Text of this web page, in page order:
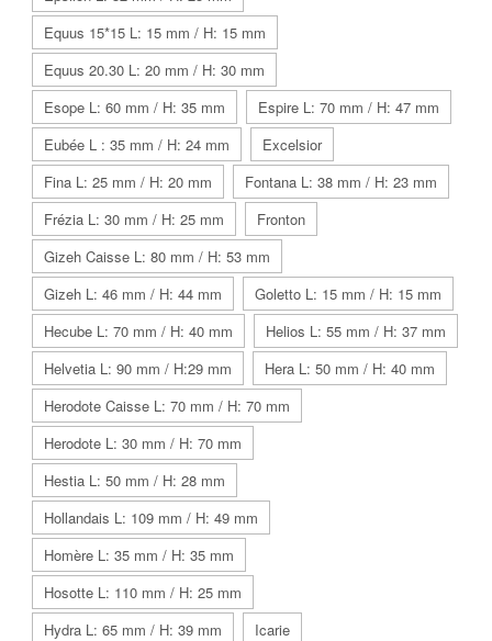
Equus 15*15 L: 15 mm / H: 15 mm
Equus 20.30 L: 20 mm / H: 30 mm
Esope L: 60 mm / H: 35 mm
Espire L: 70 mm / H: 47 mm
Eubée L : 35 mm / H: 24 mm
Excelsior
Fina L: 25 mm / H: 20 mm
Fontana L: 38 mm / H: 23 mm
Frézia L: 30 mm / H: 25 mm
Fronton
Gizeh Caisse L: 80 mm / H: 53 mm
Gizeh L: 46 mm / H: 44 mm
Goletto L: 15 mm / H: 15 mm
Hecube L: 70 mm / H: 40 mm
Helios L: 55 mm / H: 37 mm
Helvetia L: 90 mm / H:29 mm
Hera L: 50 mm / H: 40 mm
Herodote Caisse L: 70 mm / H: 70 mm
Herodote L: 30 mm / H: 70 mm
Hestia L: 50 mm / H: 28 mm
Hollandais L: 109 mm / H: 49 mm
Homère L: 35 mm / H: 35 mm
Hosotte L: 110 mm / H: 25 mm
Hydra L: 65 mm / H: 39 mm
Icarie